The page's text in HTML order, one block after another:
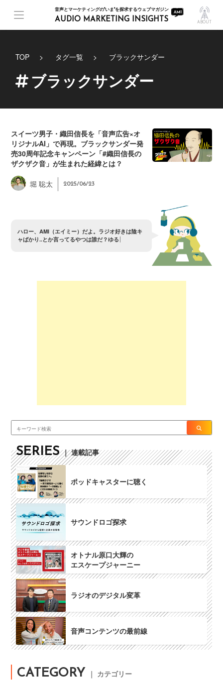
音声とマーケティングの"いま"を探求するウェブマガジン
AUDIO MARKETING INSIGHTS ABOUT
TOP タグ一覧 ブラックサンダー
ブラックサンダー
スイーツ男子・織田信長を「音声広告×オ
リジナルAI」で再現。ブラックサンダー発
売30周年記念キャンペーン「#織田信長の
ザクザク音」が生まれた経緯とは？
堀 聡太 2025/06/23
ハロー、 AMI（エイ ミ ー） だよ 。 ラジオ好きは陰キ
ャばかり..とか言ってるやつは誰だ？ゆる
SERIES ｜ 連載記事
ポッドキャスターに聴く
サウンドロゴ探求
オトナル原口大輝の
エスケープジャーニー
ラジオのデジタル変革
音声コンテンツの最前線
CATEGORY ｜ カテゴリー